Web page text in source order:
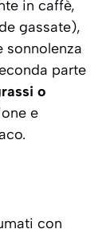
in caffè,
gassate),
sonnolenza
parte
o
e
con